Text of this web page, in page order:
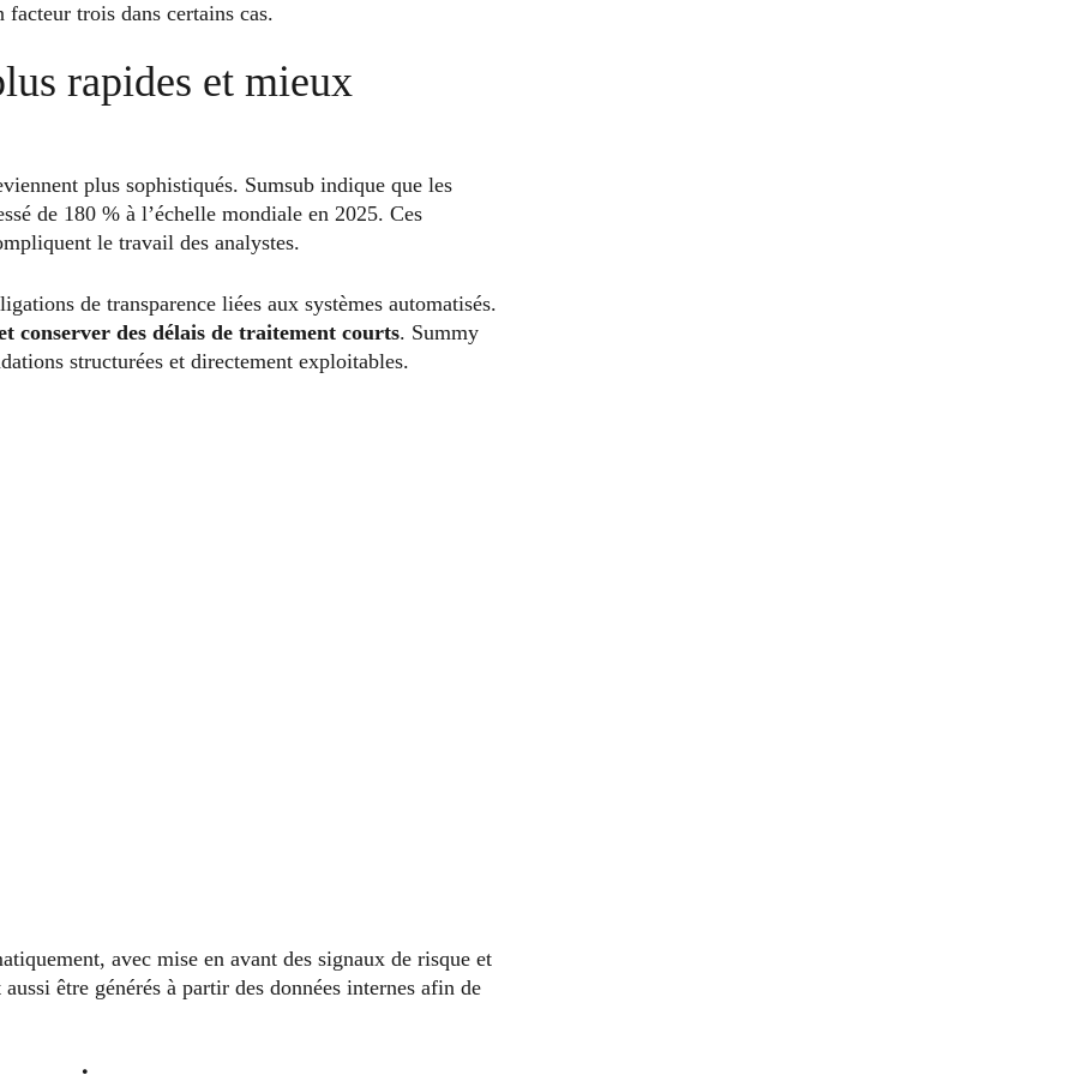
facteur trois dans certains cas.
rapides et mieux
plus sophistiqués. Sumsub indique que les
de 180 % à l’échelle mondiale en 2025. Ces
le travail des analystes.
de transparence liées aux systèmes automatisés.
conserver des délais de traitement courts. Summy
structurées et directement exploitables.
avec mise en avant des signaux de risque et
être générés à partir des données internes afin de